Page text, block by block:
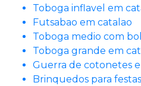
Toboga inflavel em
Futsabao em catalao
Toboga medio com
Toboga grande em
Guerra de cotonetes
Brinquedos para